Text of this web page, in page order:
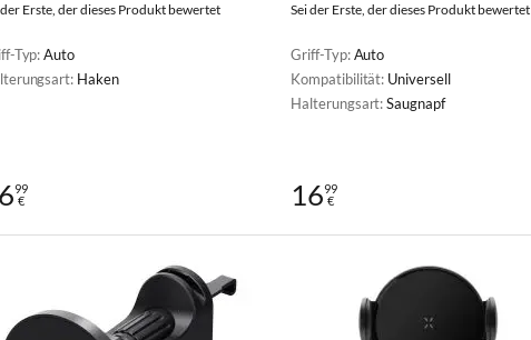
der Erste, der dieses Produkt bewertet
Typ:Auto
Haken
99
€
Sei der Erste, der dieses Produkt bewertet
Griff-Typ:Auto
Kompatibilität: Universell
Halterungsart:Saugnapf
1699
€